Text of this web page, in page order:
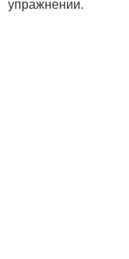
упражнении.